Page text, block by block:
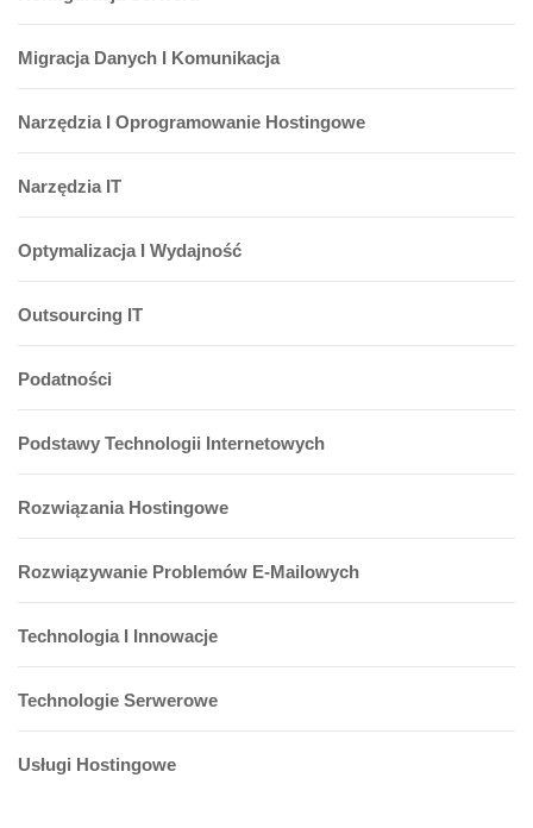
Migracja Danych I Komunikacja
Narzędzia I Oprogramowanie Hostingowe
Narzędzia IT
Optymalizacja I Wydajność
Outsourcing IT
Podatności
Podstawy Technologii Internetowych
Rozwiązania Hostingowe
Rozwiązywanie Problemów E-Mailowych
Technologia I Innowacje
Technologie Serwerowe
Usługi Hostingowe